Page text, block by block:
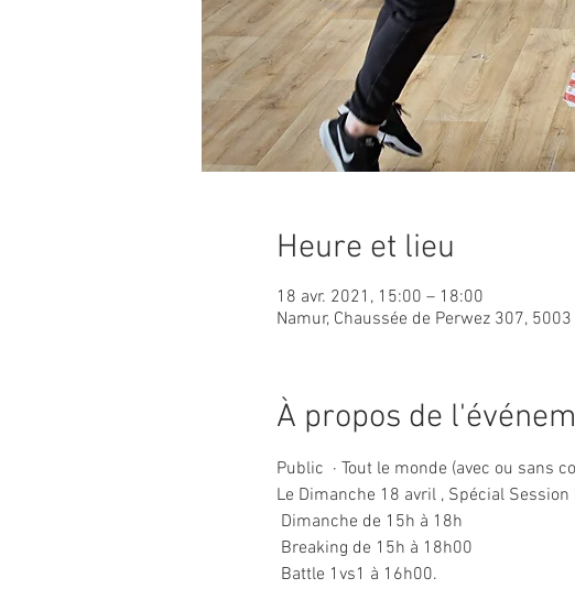
Heure et lieu
18 avr. 2021, 15:00 – 18:00
Namur, Chaussée de Perwez 307,
À propos de
Public  · Tout le monde (avec ou sans
Le Dimanche 18 avril , Spécial Session
Dimanche de 15h à 18h
Breaking de 15h à 18h00
Battle 1vs1 à 16h00.